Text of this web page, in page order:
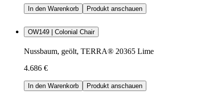
In den Warenkorb Produkt anschauen
OW149 | Colonial Chair
Nussbaum, geölt, TERRA® 20365 Lime
4.686 €
In den Warenkorb Produkt anschauen